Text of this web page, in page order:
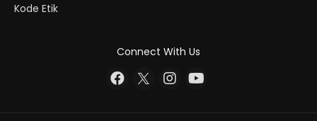
Kode Etik
Connect With Us